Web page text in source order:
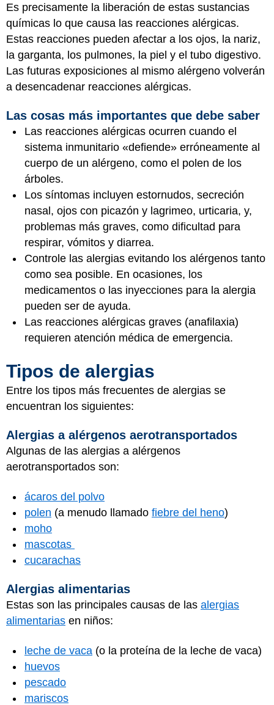
Es precisamente la liberación de estas sustancias
químicas lo que causa las reacciones alérgicas.
Estas reacciones pueden afectar a los ojos, la nariz,
la garganta, los pulmones, la piel y el tubo digestivo.
Las futuras exposiciones al mismo alérgeno volverán
a desencadenar reacciones alérgicas.
Las cosas más importantes que debe saber
Las reacciones alérgicas ocurren cuando el
sistema inmunitario «defiende» erróneamente al
cuerpo de un alérgeno, como el polen de los
árboles.
Los síntomas incluyen estornudos, secreción
nasal, ojos con picazón y lagrimeo, urticaria, y,
problemas más graves, como dificultad para
respirar, vómitos y diarrea.
Controle las alergias evitando los alérgenos tanto
como sea posible. En ocasiones, los
medicamentos o las inyecciones para la alergia
pueden ser de ayuda.
Las reacciones alérgicas graves (anafilaxia)
requieren atención médica de emergencia.
Tipos de alergias
Entre los tipos más frecuentes de alergias se
encuentran los siguientes:
Alergias a alérgenos aerotransportados
Algunas de las alergias a alérgenos
aerotransportados son:
ácaros del polvo
polen (a menudo llamado fiebre del heno)
moho
mascotas
cucarachas
Alergias alimentarias
Estas son las principales causas de las alergias
alimentarias en niños:
leche de vaca (o la proteína de la leche de vaca)
huevos
pescado
mariscos